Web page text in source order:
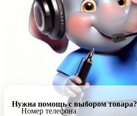
Нужна помощь с выбором товара?
Номер телефона